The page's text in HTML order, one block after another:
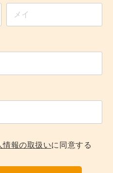
情報の取扱いに同意する